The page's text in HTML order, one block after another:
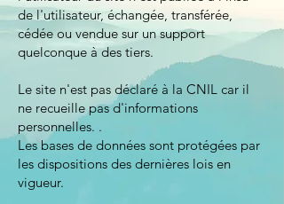
de l'utilisateur, échangée, transférée,
cédée ou vendue sur un support
quelconque à des tiers.
Le site n'est pas déclaré à la CNIL car il
ne recueille pas d'informations
personnelles. .
Les bases de données sont protégées par
les dispositions des dernières lois en
vigueur.